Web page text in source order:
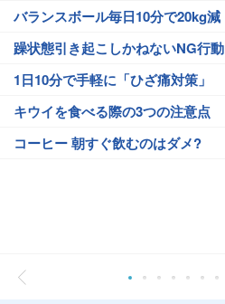
バランスボール毎日10分で20kg減
躁状態引き起こしかねないNG行動
1日10分で手軽に「ひざ痛対策」
キウイを食べる際の3つの注意点
コーヒー 朝すぐ飲むのはダメ?